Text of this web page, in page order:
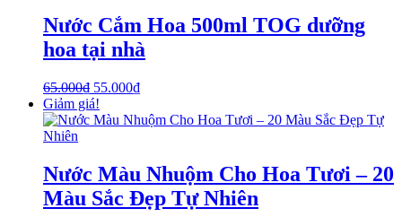
Nước Cắm Hoa 500ml TOG dưỡng
hoa tại nhà
65.000₫ 55.000₫
Giảm giá!
Nước Màu Nhuộm Cho Hoa Tươi – 20
Màu Sắc Đẹp Tự Nhiên